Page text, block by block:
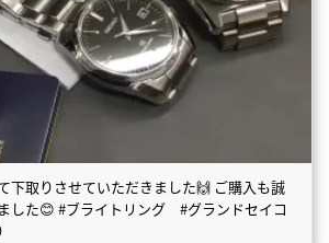
下取りさせていただきました🙌 ご購入も誠
した😊 #ブライトリング #グランドセイコ